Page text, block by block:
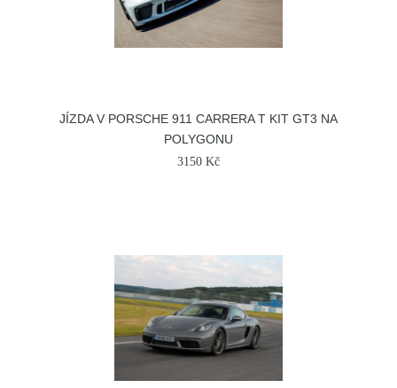
JÍZDA V PORSCHE 911 CARRERA T KIT GT3 NA
POLYGONU
3150 Kč